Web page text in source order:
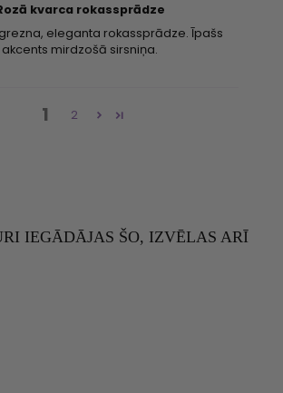
kvarca rokassprādze
eleganta rokassprādze. Īpašs
akcents mirdzošā sirsniņa.
1 2
IEGĀDĀJAS ŠO, IZVĒLAS ARĪ